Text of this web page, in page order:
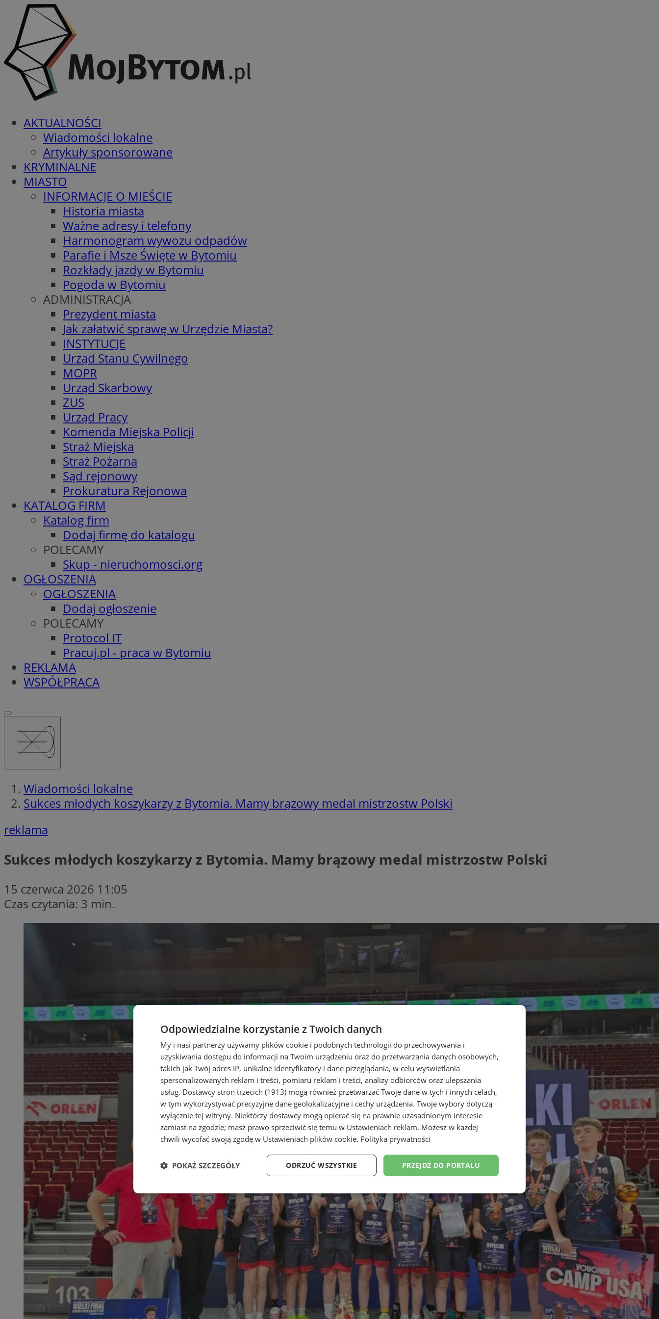
AKTUALNOŚCI
Wiadomości lokalne
Artykuły sponsorowane
KRYMINALNE
MIASTO
INFORMACJE O MIEŚCIE
Historia miasta
Ważne adresy i telefony
Harmonogram wywozu odpadów
Parafie i Msze Święte w Bytomiu
Rozkłady jazdy w Bytomiu
Pogoda w Bytomiu
ADMINISTRACJA
Prezydent miasta
Jak załatwić sprawę w Urzędzie Miasta?
INSTYTUCJE
Urząd Stanu Cywilnego
MOPR
Urząd Skarbowy
ZUS
Urząd Pracy
Komenda Miejska Policji
Straż Miejska
Straż Pożarna
Sąd rejonowy
Prokuratura Rejonowa
KATALOG FIRM
Katalog firm
Dodaj firmę do katalogu
POLECAMY
Skup - nieruchomosci.org
OGŁOSZENIA
OGŁOSZENIA
Dodaj ogłoszenie
POLECAMY
Protocol IT
Pracuj.pl - praca w Bytomiu
REKLAMA
WSPÓŁPRACA
Wiadomości lokalne
Sukces młodych koszykarzy z Bytomia. Mamy brązowy medal mistrzostw Polski
reklama
Sukces młodych koszykarzy z Bytomia. Mamy brązowy medal mistrzostw Polski
15 czerwca 2026 11:05
Czas czytania: 3 min.
Odpowiedzialne korzystanie z Twoich danych
My i nasi partnerzy używamy plików cookie i podobnych technologii do przechowywania i
uzyskiwania dostępu do informacji na Twoim urządzeniu oraz do przetwarzania danych osobowych,
takich jak Twój adres IP, unikalne identyfikatory i dane przeglądania, w celu wyświetlania
spersonalizowanych reklam i treści, pomiaru reklam i treści, analizy odbiorców oraz ulepszania
usług. Dostawcy stron trzecich (1913) mogą również przetwarzać Twoje dane w tych i innych celach,
w tym wykorzystywać precyzyjne dane geolokalizacyjne i cechy urządzenia. Twoje wybory dotyczą
wyłącznie tej witryny. Niektórzy dostawcy mogą opierać się na prawnie uzasadnionym interesie
zamiast na zgodzie; masz prawo sprzeciwić się temu w Ustawieniach reklam. Możesz w każdej
chwili wycofać swoją zgodę w Ustawieniach plików cookie. Polityka prywatności
PRZEJDŹ DO PORTALU
ODRZUĆ WSZYSTKIE
POKAŻ SZCZEGÓŁY
Niezbędne Wydajność Targetowanie Funkcjonalność Niesklasyfikowane
Niezbędne Wydajność Targetowanie Funkcjonalność Niesklasyfikowane
Niezbędne pliki cookie umożliwiają korzystanie z podstawowych funkcji strony internetowej, takich jak logowanie użytkownika i
zarządzanie kontem. Bez niezbędnych plików cookie nie można prawidłowo korzystać ze strony internetowej.
Provider/
Domena
Okres
przechowywania
Opis